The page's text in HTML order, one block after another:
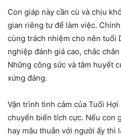
Con giáp này cần cù và chịu
gian riêng tư để làm việc.
cùng trách nhiệm cho nên tuổi
nghiệp đánh giá cao, chắc
Những công sức và tâm huyết
xứng đáng.
Vận trình tình cảm của Tuổi
chuyển biến tích cực. Nếu con
hay mâu thuẫn với người ấy thì